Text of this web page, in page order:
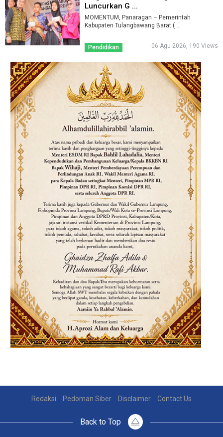
Luncurkan G ...
MOMENTUM, Panaragan – Pemerintah
Kabupaten Tulangbawang Barat ( ...
Pendidikan 06 Agu 2026, 190 Views
Redaksi Pedoman Siber Disclaimer Contact Us
Back to Top